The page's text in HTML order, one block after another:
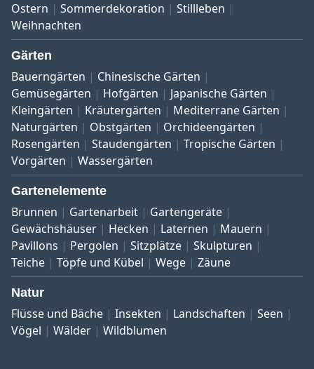
Ostern
Sommerdekoration
Stillleben
Weihnachten
Gärten
Bauerngärten
Chinesische Gärten
Gemüsegärten
Hofgärten
Japanische Gärten
Kleingärten
Kräutergärten
Mediterrane Gärten
Naturgärten
Obstgärten
Orchideengärten
Rosengärten
Staudengärten
Tropische Gärten
Vorgärten
Wassergärten
Gartenelemente
Brunnen Gartenarbeit
Gartengeräte
Gewächshäuser
Hecken Laternen
Mauern
Pavillons
Pergolen Sitzplätze
Skulpturen
Teiche
Töpfe und Kübel Wege Zäune
Natur
Flüsse und Bäche Insekten Landschaften
Seen
Vögel
Wälder Wildblumen